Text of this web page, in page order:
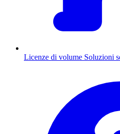
Licenze di volume Soluzioni